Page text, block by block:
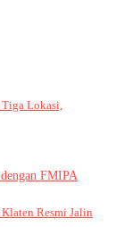
Lokasi,
Resmi Jalin